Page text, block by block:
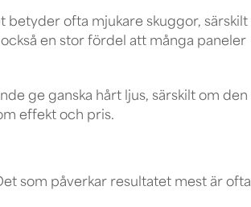
betyder ofta mjukare skuggor, särskilt
en stor fördel att många paneler
ge ganska hårt ljus, särskilt om den
effekt och pris.
som påverkar resultatet mest är ofta